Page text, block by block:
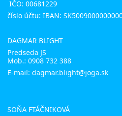
IČO: 00681229
číslo účtu: IBAN:
DAGMAR BLIGHT
Predseda JS
Mob.: 0908 732 388
E-mail: dagmar.blight@joga.sk
SOŇA FTÁČNIKOVÁ